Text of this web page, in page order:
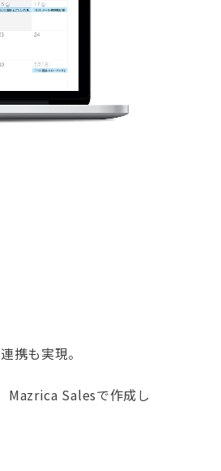
携も実現。
Mazrica Salesで作成し